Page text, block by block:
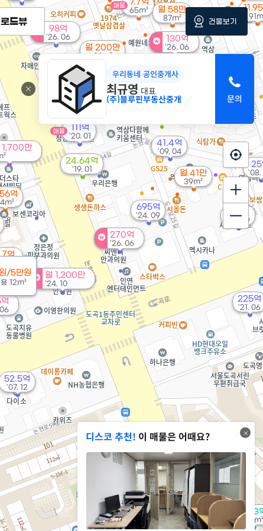
33m²
1,700만
월 41만
39m²
월 315만
88m²
270억
'26. 06
130억
'26. 06
7.7억
65m²
매물
98억
'26. 06
111억
'20. 01
매물
월 200만
80m²
월 58만
87m²
26.3
113m²
억
월 1,200만
'24. 10
695억
'24. 09
'22. 09
1,300억
'22. 04
225억
'21. 06
7억
/5만원
12m²
24.64억
'19. 01
41.4억
'09. 04
25
'08.
52.5억
'07. 12
디스코 추천! 이 매물은 어때요?
우리동네 공인중개사
최규영 대표
(주)블루핀부동산중개
로드뷰 건물보기